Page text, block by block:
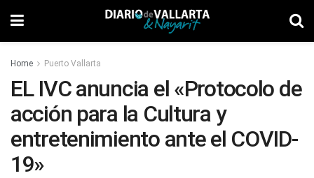
Home Puerto Vallarta
EL IVC anuncia el «Protocolo de
acción para la Cultura y
entretenimiento ante el COVID-
19»